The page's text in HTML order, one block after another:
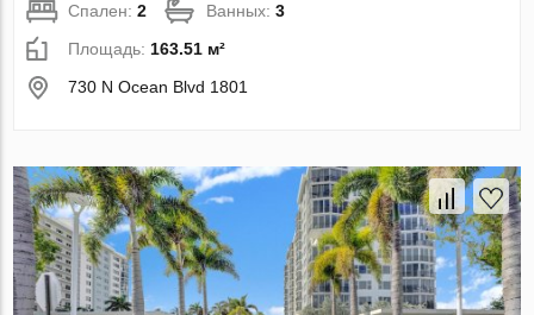
Спален:2 Ванных:3
Площадь:163.51 м²
730 N Ocean Blvd 1801